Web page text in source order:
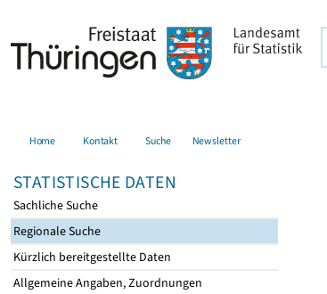
Home Kontakt Suche Newsletter
STATISTISCHE DATEN
Sachliche Suche
Regionale Suche
Kürzlich bereitgestellte Daten
Allgemeine Angaben, Zuordnungen